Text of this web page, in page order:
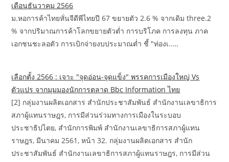
เดือนธันวาคม 2566
ม.หอการค้าไทยหั่นจีดีพีไทยปี 67 ขยายตัว 2.6 % จากเดิม three.2
% จากปริมาณการค้าโลกขยายตัวต่ำ การบริโภค การลงทุน ภาค
เอกชนชะลอตัว การเบิกจ่ายงบประมาณต่ำ ชี้ "ท่องเ..…
เลือกตั้ง 2566 : เจาะ "จุดอ่อน-จุดแข็ง" พรรคการเมืองใหญ่ Vs
ตัวแปร จากมุมมองนักการตลาด Bbc Information ไทย
[2] กลุ่มงานผลิตเอกสาร สำนักประชาสัมพันธ์ สำนักงานเลขาธิการ
สภาผู้แทนราษฎร, การมีส่วนร่วมทางการเมืองในระบอบ
ประชาธิปไตย, สำนักการพิมพ์ สำนักงานเลขาธิการสภาผู้แทน
ราษฎร, มีนาคม 2561, หน้า 32. กลุ่มงานผลิตเอกสาร สำนัก
ประชาสัมพันธ์ สำนักงานเลขาธิการสภาผู้แทนราษฎร, การมีส่วน